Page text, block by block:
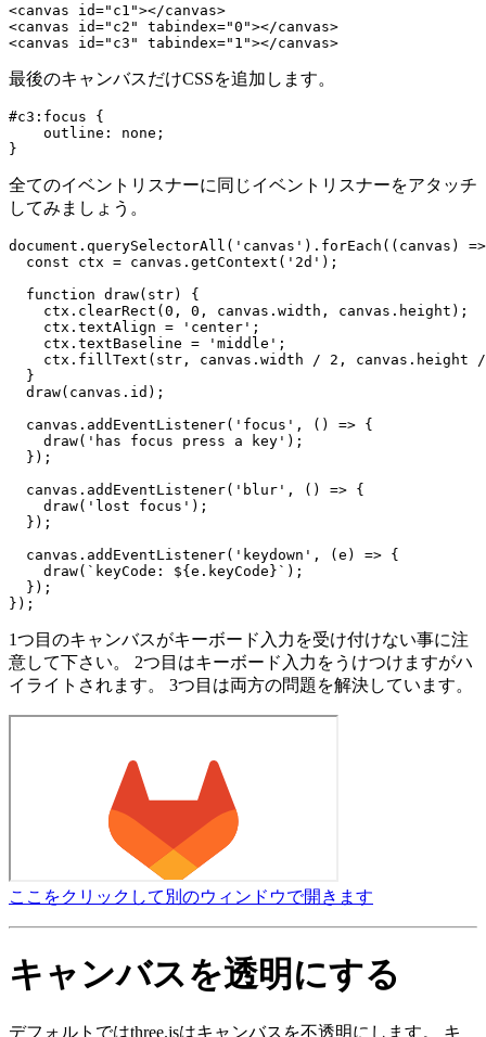
<canvas id="c1"></canvas>
<canvas id="c2" tabindex="0"></canvas>
最後のキャンバスだけCSSを追加します。
#c3:focus {
    outline: none;
全てのイベントリスナーに同じイベントリスナーをアタッチ
してみましょう。
document.querySelectorAll('canvas').forEach((canvas)
  const ctx = canvas.getContext('2d');
  function draw(str) {
    ctx.clearRect(0, 0, canvas.width, canvas.height);
    ctx.textAlign = 'center';
    ctx.textBaseline = 'middle';
ctx.fillText(str, canvas.width / 2, canvas.height
  }
  draw(canvas.id);
  canvas.addEventListener('focus', () => {
    draw('has focus press a key');
  });
  canvas.addEventListener('blur', () => {
    draw('lost focus');
  });
  canvas.addEventListener('keydown', (e) => {
    draw(`keyCode: ${e.keyCode}`);
  });
1つ目のキャンバスがキーボード入力を受け付けない事に注
意して下さい。 2つ目はキーボード入力をうけつけますがハ
イライトされます。 3つ目は両方の問題を解決しています。
ここをクリックして別のウィンドウで開きます
キャンバスを透明にする
デフォルトではthree.jsはキャンバスを不透明にします。 キ